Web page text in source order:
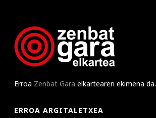
Erroa Zenbat Gara elkartearen ekimena da.
ERROA ARGITALETXEA